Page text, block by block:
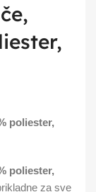
poliester,
poliester,
za sve